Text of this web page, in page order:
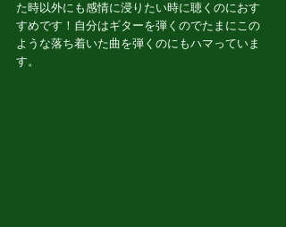
た時以外にも感情に浸りたい時に聴くのにおす
すめです！自分はギターを弾くのでたまにこの
ような落ち着いた曲を弾くのにもハマっていま
す。